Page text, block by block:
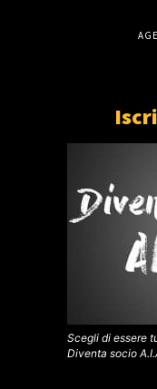
Scegli di essere
Diventa socio